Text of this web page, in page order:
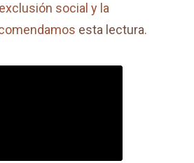
social y la
esta lectura.